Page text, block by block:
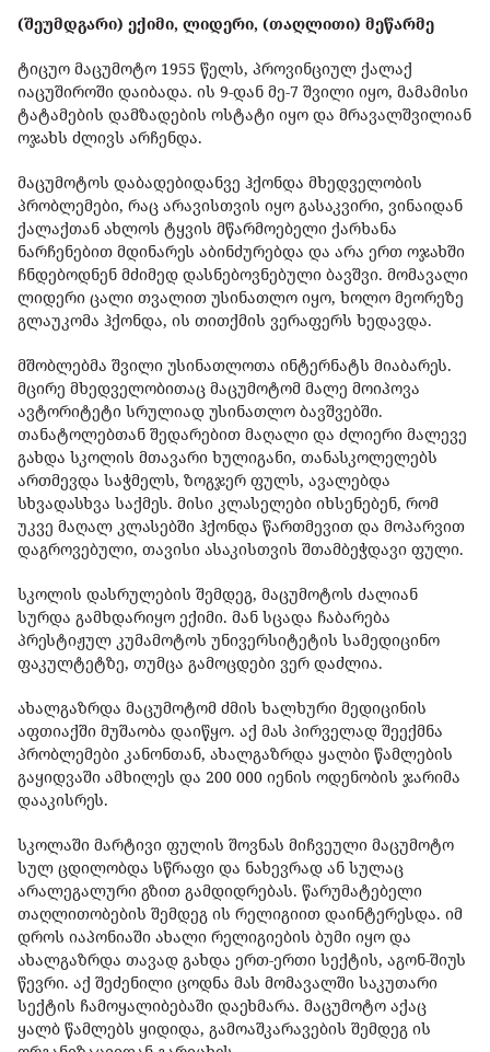
(შეუმდგარი) ექიმი, ლიდერი, (თაღლითი) მეწარმე
ტიცუო მაცუმოტო 1955 წელს, პროვინციულ ქალაქ
იაცუშიროში დაიბადა. ის 9-დან მე-7 შვილი იყო, მამამისი
ტატამების დამზადების ოსტატი იყო და მრავალშვილიან
ოჯახს ძლივს არჩენდა.
მაცუმოტოს დაბადებიდანვე ჰქონდა მხედველობის
პრობლემები, რაც არავისთვის იყო გასაკვირი, ვინაიდან
ქალაქთან ახლოს ტყვის მწარმოებელი ქარხანა
ნარჩენებით მდინარეს აბინძურებდა და არა ერთ ოჯახში
ჩნდებოდნენ მძიმედ დასნებოვნებული ბავშვი. მომავალი
ლიდერი ცალი თვალით უსინათლო იყო, ხოლო მეორეზე
გლაუკომა ჰქონდა, ის თითქმის ვერაფერს ხედავდა.
მშობლებმა შვილი უსინათლოთა ინტერნატს მიაბარეს.
მცირე მხედველობითაც მაცუმოტომ მალე მოიპოვა
ავტორიტეტი სრულიად უსინათლო ბავშვებში.
თანატოლებთან შედარებით მაღალი და ძლიერი მალევე
გახდა სკოლის მთავარი ხულიგანი, თანასკოლელებს
ართმევდა საჭმელს, ზოგჯერ ფულს, ავალებდა
სხვადასხვა საქმეს. მისი კლასელები იხსენებენ, რომ
უკვე მაღალ კლასებში ჰქონდა წართმევით და მოპარვით
დაგროვებული, თავისი ასაკისთვის შთამბეჭდავი ფული.
სკოლის დასრულების შემდეგ, მაცუმოტოს ძალიან
სურდა გამხდარიყო ექიმი. მან სცადა ჩაბარება
პრესტიჟულ კუმამოტოს უნივერსიტეტის სამედიცინო
ფაკულტეტზე, თუმცა გამოცდები ვერ დაძლია.
ახალგაზრდა მაცუმოტომ ძმის ხალხური მედიცინის
აფთიაქში მუშაობა დაიწყო. აქ მას პირველად შეექმნა
პრობლემები კანონთან, ახალგაზრდა ყალბი წამლების
გაყიდვაში ამხილეს და 200 000 იენის ოდენობის ჯარიმა
დააკისრეს.
სკოლაში მარტივი ფულის შოვნას მიჩვეული მაცუმოტო
სულ ცდილობდა სწრაფი და ნახევრად ან სულაც
არალეგალური გზით გამდიდრებას. წარუმატებელი
თაღლითობების შემდეგ ის რელიგიით დაინტერესდა. იმ
დროს იაპონიაში ახალი რელიგიების ბუმი იყო და
ახალგაზრდა თავად გახდა ერთ-ერთი სექტის, აგონ-შიუს
წევრი. აქ შეძენილი ცოდნა მას მომავალში საკუთარი
სექტის ჩამოყალიბებაში დაეხმარა. მაცუმოტო აქაც
ყალბ წამლებს ყიდიდა, გამოაშკარავების შემდეგ ის